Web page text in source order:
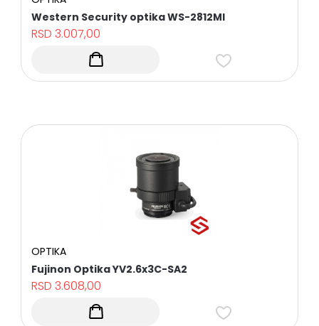
Western Security optika WS-2812MI
RSD3.007,00
OPTIKA
Fujinon Optika YV2.6x3C-SA2
RSD3.608,00